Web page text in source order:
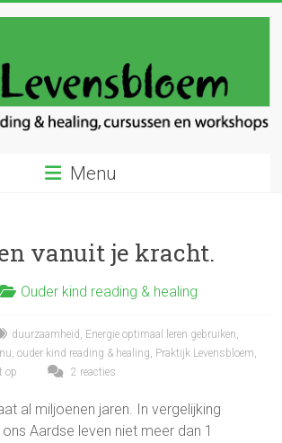
Menu
vanuit je kracht.
Ouder kind reading & healing
duurzaamheid , Energie optimaal leren gebruiken,
,ouder kind reading & healing, Praktijk Levensbloem,
op
2 reacties
al miljoenen jaren. In vergelijking
Aardse leven niet meer dan 1